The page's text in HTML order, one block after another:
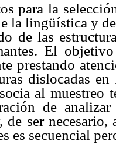
para la
la lingüística y
de las
El
prestando
dislocadas
al muestreo
de
de ser
es secuencial